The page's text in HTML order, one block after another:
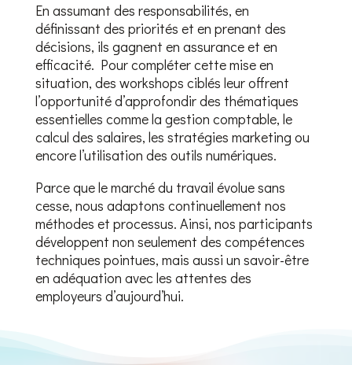
En assumant des responsabilités, en
définissant des priorités et en prenant des
décisions, ils gagnent en assurance et en
efficacité. Pour compléter cette mise en
situation, des workshops ciblés leur offrent
l’opportunité d’approfondir des thématiques
essentielles comme la gestion comptable, le
calcul des salaires, les stratégies marketing ou
encore l’utilisation des outils numériques.
Parce que le marché du travail évolue sans
cesse, nous adaptons continuellement nos
méthodes et processus. Ainsi, nos participants
développent non seulement des compétences
techniques pointues, mais aussi un savoir-être
en adéquation avec les attentes des
employeurs d’aujourd’hui.